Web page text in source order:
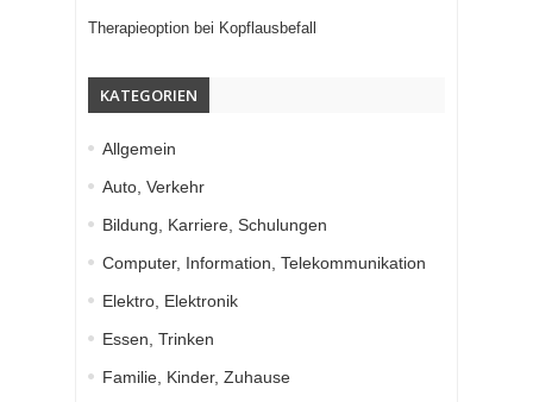
Therapieoption bei Kopflausbefall
KATEGORIEN
Allgemein
Auto, Verkehr
Bildung, Karriere, Schulungen
Computer, Information, Telekommunikation
Elektro, Elektronik
Essen, Trinken
Familie, Kinder, Zuhause